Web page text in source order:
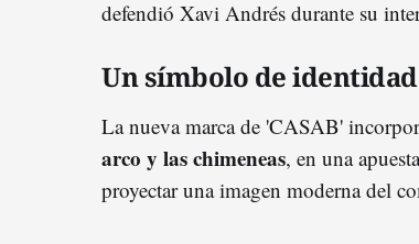
defendió Xavi Andrés durante su
Un símbolo de
La nueva marca de 'CASAB'
arco y las chimeneas, en una
proyectar una imagen moderna del